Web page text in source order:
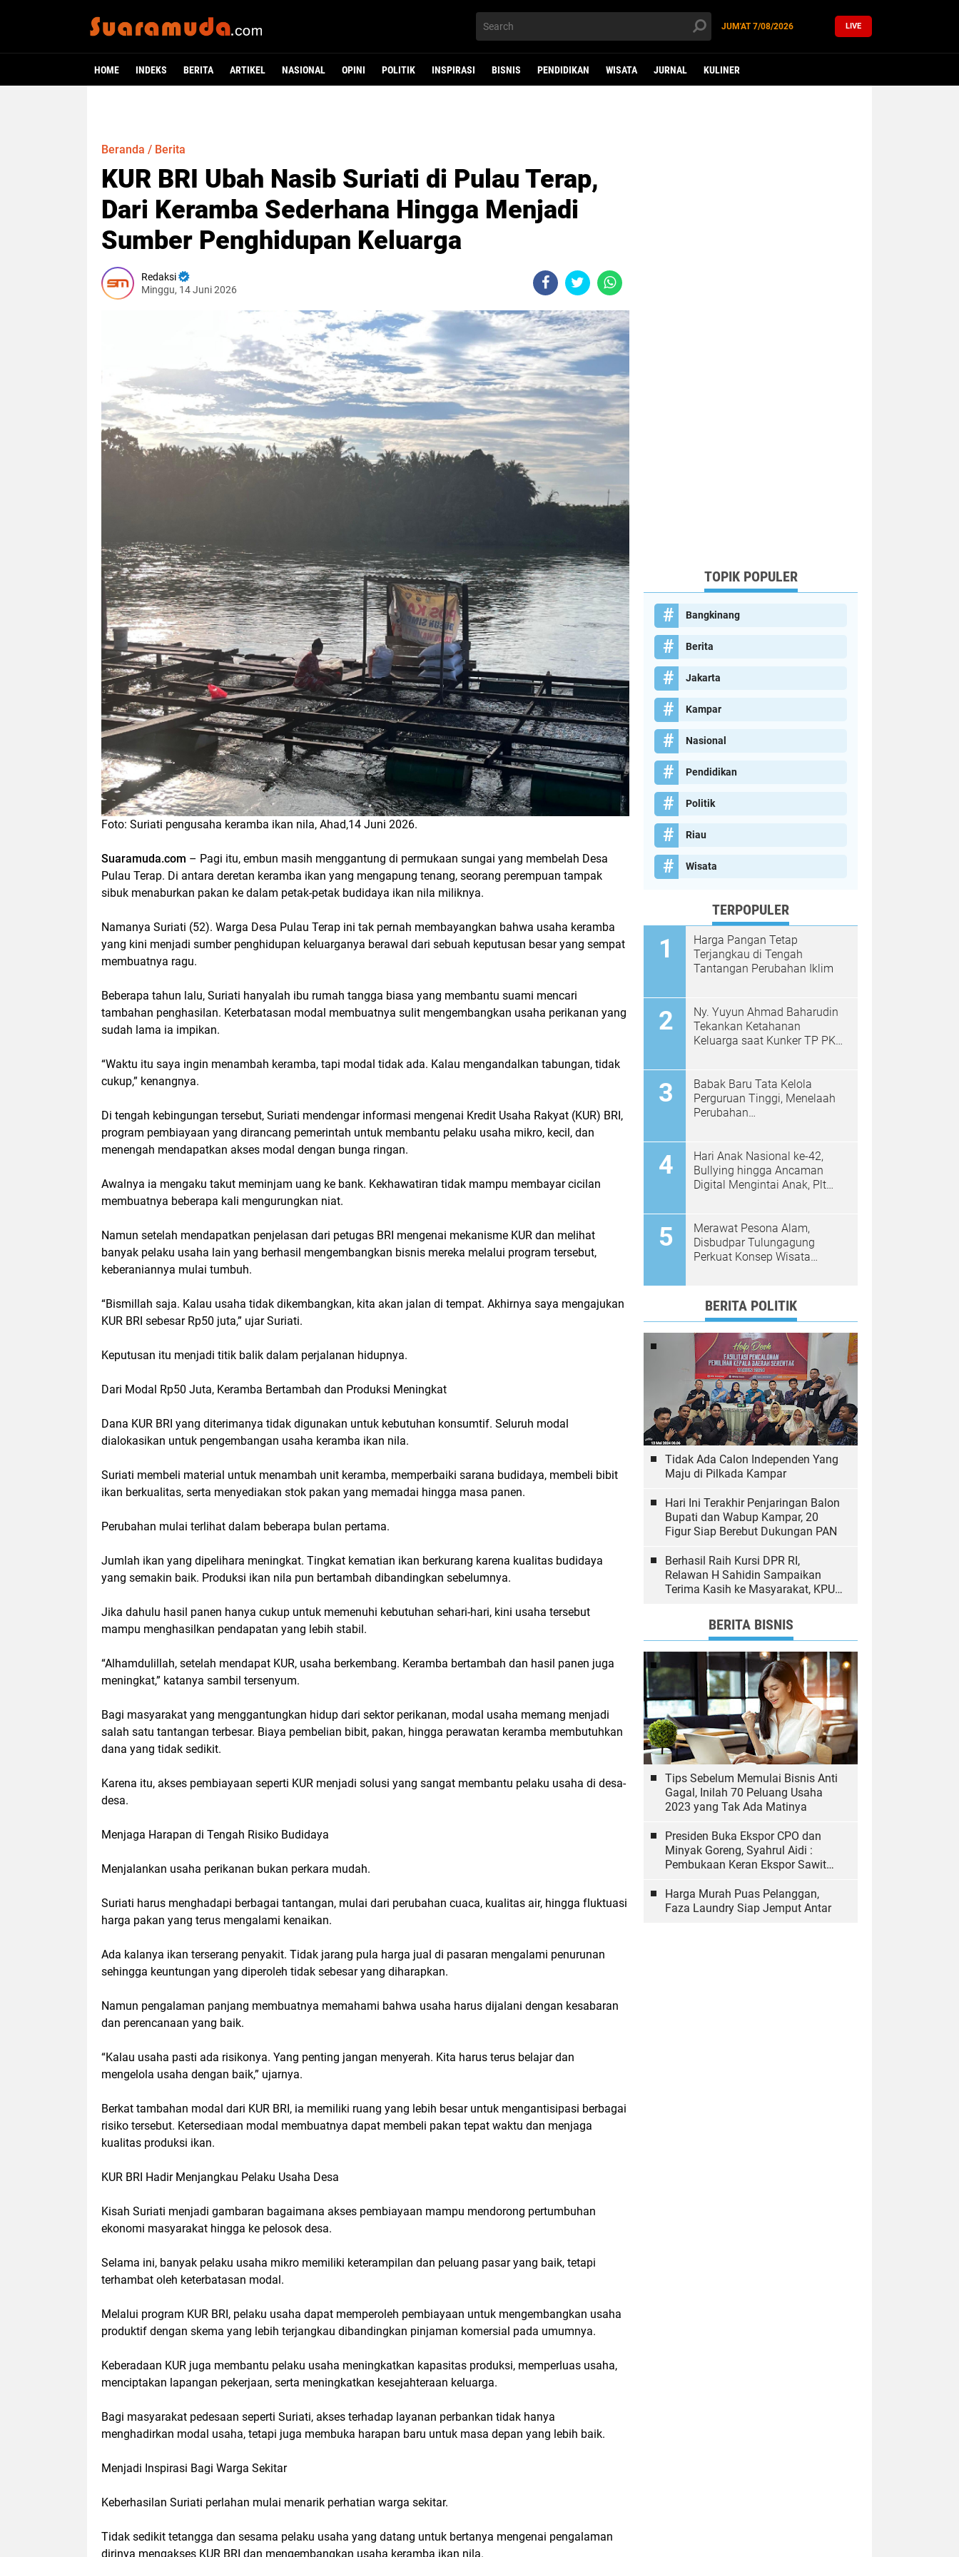
JUM'AT7/08/2026 LIVE
HOME INDEKS BERITA ARTIKEL NASIONAL OPINI POLITIK INSPIRASI BISNIS PENDIDIKAN WISATA JURNAL KULINER
Beranda / Berita
KUR BRI Ubah Nasib Suriati di Pulau Terap,
Dari Keramba Sederhana Hingga Menjadi
Sumber Penghidupan Keluarga
Redaksi
Minggu, 14 Juni 2026
Foto: Suriati pengusaha keramba ikan nila, Ahad,14 Juni 2026.
Suaramuda.com – Pagi itu, embun masih menggantung di permukaan sungai yang membelah Desa
Pulau Terap. Di antara deretan keramba ikan yang mengapung tenang, seorang perempuan tampak
sibuk menaburkan pakan ke dalam petak-petak budidaya ikan nila miliknya.
Namanya Suriati (52). Warga Desa Pulau Terap ini tak pernah membayangkan bahwa usaha keramba
yang kini menjadi sumber penghidupan keluarganya berawal dari sebuah keputusan besar yang sempat
membuatnya ragu.
Beberapa tahun lalu, Suriati hanyalah ibu rumah tangga biasa yang membantu suami mencari
tambahan penghasilan. Keterbatasan modal membuatnya sulit mengembangkan usaha perikanan yang
sudah lama ia impikan.
“Waktu itu saya ingin menambah keramba, tapi modal tidak ada. Kalau mengandalkan tabungan, tidak
cukup,” kenangnya.
Di tengah kebingungan tersebut, Suriati mendengar informasi mengenai Kredit Usaha Rakyat (KUR) BRI,
program pembiayaan yang dirancang pemerintah untuk membantu pelaku usaha mikro, kecil, dan
menengah mendapatkan akses modal dengan bunga ringan.
Awalnya ia mengaku takut meminjam uang ke bank. Kekhawatiran tidak mampu membayar cicilan
membuatnya beberapa kali mengurungkan niat.
Namun setelah mendapatkan penjelasan dari petugas BRI mengenai mekanisme KUR dan melihat
banyak pelaku usaha lain yang berhasil mengembangkan bisnis mereka melalui program tersebut,
keberaniannya mulai tumbuh.
“Bismillah saja. Kalau usaha tidak dikembangkan, kita akan jalan di tempat. Akhirnya saya mengajukan
KUR BRI sebesar Rp50 juta,” ujar Suriati.
Keputusan itu menjadi titik balik dalam perjalanan hidupnya.
Dari Modal Rp50 Juta, Keramba Bertambah dan Produksi Meningkat
Dana KUR BRI yang diterimanya tidak digunakan untuk kebutuhan konsumtif. Seluruh modal
dialokasikan untuk pengembangan usaha keramba ikan nila.
Suriati membeli material untuk menambah unit keramba, memperbaiki sarana budidaya, membeli bibit
ikan berkualitas, serta menyediakan stok pakan yang memadai hingga masa panen.
Perubahan mulai terlihat dalam beberapa bulan pertama.
Jumlah ikan yang dipelihara meningkat. Tingkat kematian ikan berkurang karena kualitas budidaya
yang semakin baik. Produksi ikan nila pun bertambah dibandingkan sebelumnya.
Jika dahulu hasil panen hanya cukup untuk memenuhi kebutuhan sehari-hari, kini usaha tersebut
mampu menghasilkan pendapatan yang lebih stabil.
“Alhamdulillah, setelah mendapat KUR, usaha berkembang. Keramba bertambah dan hasil panen juga
meningkat,” katanya sambil tersenyum.
Bagi masyarakat yang menggantungkan hidup dari sektor perikanan, modal usaha memang menjadi
salah satu tantangan terbesar. Biaya pembelian bibit, pakan, hingga perawatan keramba membutuhkan
dana yang tidak sedikit.
Karena itu, akses pembiayaan seperti KUR menjadi solusi yang sangat membantu pelaku usaha di desa-
desa.
Menjaga Harapan di Tengah Risiko Budidaya
Menjalankan usaha perikanan bukan perkara mudah.
Suriati harus menghadapi berbagai tantangan, mulai dari perubahan cuaca, kualitas air, hingga fluktuasi
harga pakan yang terus mengalami kenaikan.
Ada kalanya ikan terserang penyakit. Tidak jarang pula harga jual di pasaran mengalami penurunan
sehingga keuntungan yang diperoleh tidak sebesar yang diharapkan.
Namun pengalaman panjang membuatnya memahami bahwa usaha harus dijalani dengan kesabaran
dan perencanaan yang baik.
“Kalau usaha pasti ada risikonya. Yang penting jangan menyerah. Kita harus terus belajar dan
mengelola usaha dengan baik,” ujarnya.
Berkat tambahan modal dari KUR BRI, ia memiliki ruang yang lebih besar untuk mengantisipasi berbagai
risiko tersebut. Ketersediaan modal membuatnya dapat membeli pakan tepat waktu dan menjaga
kualitas produksi ikan.
KUR BRI Hadir Menjangkau Pelaku Usaha Desa
Kisah Suriati menjadi gambaran bagaimana akses pembiayaan mampu mendorong pertumbuhan
ekonomi masyarakat hingga ke pelosok desa.
Selama ini, banyak pelaku usaha mikro memiliki keterampilan dan peluang pasar yang baik, tetapi
terhambat oleh keterbatasan modal.
Melalui program KUR BRI, pelaku usaha dapat memperoleh pembiayaan untuk mengembangkan usaha
produktif dengan skema yang lebih terjangkau dibandingkan pinjaman komersial pada umumnya.
Keberadaan KUR juga membantu pelaku usaha meningkatkan kapasitas produksi, memperluas usaha,
menciptakan lapangan pekerjaan, serta meningkatkan kesejahteraan keluarga.
Bagi masyarakat pedesaan seperti Suriati, akses terhadap layanan perbankan tidak hanya
menghadirkan modal usaha, tetapi juga membuka harapan baru untuk masa depan yang lebih baik.
Menjadi Inspirasi Bagi Warga Sekitar
Keberhasilan Suriati perlahan mulai menarik perhatian warga sekitar.
Tidak sedikit tetangga dan sesama pelaku usaha yang datang untuk bertanya mengenai pengalaman
dirinya mengakses KUR BRI dan mengembangkan usaha keramba ikan nila.
TOPIK POPULER
Bangkinang
Berita
Jakarta
Kampar
Nasional
Pendidikan
Politik
Riau
Wisata
TERPOPULER
Harga Pangan Tetap
Terjangkau di Tengah
Tantangan Perubahan Iklim
Ny. Yuyun Ahmad Baharudin
Tekankan Ketahanan
Keluarga saat Kunker TP PKK
Babak Baru Tata Kelola
Perguruan Tinggi, Menelaah
Perubahan
Hari Anak Nasional ke-42,
Bullying hingga Ancaman
Digital Mengintai Anak, Plt
Ramah Anak
Merawat Pesona Alam,
Disbudpar Tulungagung
Perkuat Konsep Wisata
BERITA POLITIK
Tidak Ada Calon Independen Yang
Maju di Pilkada Kampar
Hari Ini Terakhir Penjaringan Balon
Bupati dan Wabup Kampar, 20
Figur Siap Berebut Dukungan PAN
Berhasil Raih Kursi DPR RI,
Relawan H Sahidin Sampaikan
Terima Kasih ke Masyarakat, KPU
BERITA BISNIS
Tips Sebelum Memulai Bisnis Anti
Gagal, Inilah 70 Peluang Usaha
2023 yang Tak Ada Matinya
Presiden Buka Ekspor CPO dan
Minyak Goreng, Syahrul Aidi :
Pembukaan Keran Ekspor Sawit
Harga Murah Puas Pelanggan,
Faza Laundry Siap Jemput Antar